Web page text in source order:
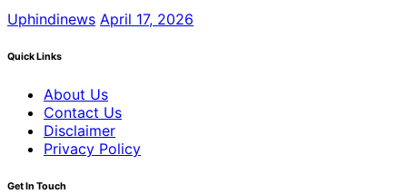
Uphindinews April 17, 2026
Quick Links
About Us
Contact Us
Disclaimer
Privacy Policy
Get In Touch